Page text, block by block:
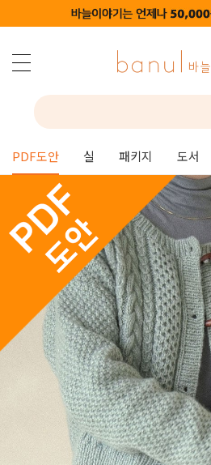
PDF도안 실 패키지 도서